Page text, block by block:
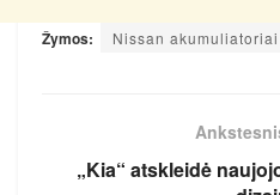
Žymos: Nissan akumuliatoriai
„Kia“ atskleidė